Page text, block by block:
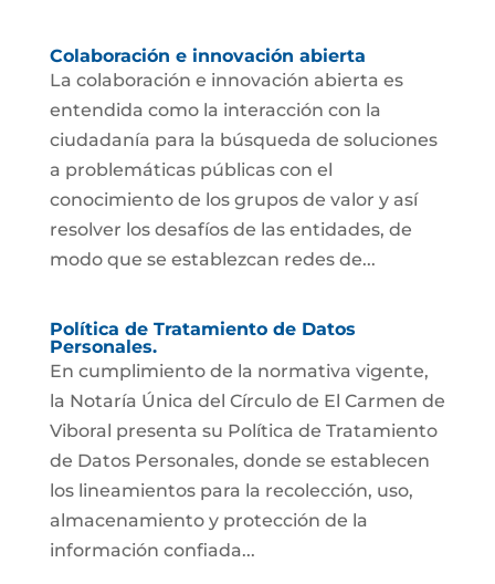
Colaboración e innovación abierta
La colaboración e innovación abierta es
entendida como la interacción con la
ciudadanía para la búsqueda de soluciones
a problemáticas públicas con el
conocimiento de los grupos de valor y así
resolver los desafíos de las entidades, de
modo que se establezcan redes de...
Política de Tratamiento de Datos
Personales.
En cumplimiento de la normativa vigente,
la Notaría Única del Círculo de El Carmen de
Viboral presenta su Política de Tratamiento
de Datos Personales, donde se establecen
los lineamientos para la recolección, uso,
almacenamiento y protección de la
información confiada...